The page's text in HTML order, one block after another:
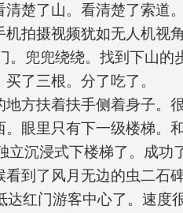
楚了山。看清楚了索道
拍摄视频犹如无人机视角
。兜兜绕绕。找到下山的
了三根。分了吃了。
方扶着扶手侧着身子。
眼里只有下一级楼梯。
立沉浸式下楼梯了。成功
到了风月无边的虫二石
红门游客中心了。速度